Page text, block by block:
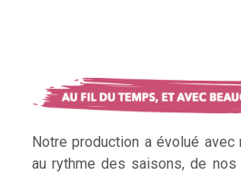
Notre production a évolué
au rythme des saisons, de